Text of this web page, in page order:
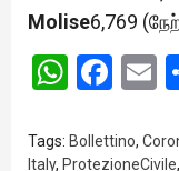
Molise6,769
Tags: Bollettino,
Italy, ProtezioneCivile,